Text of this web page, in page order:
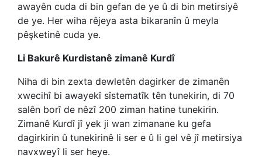
awayên cuda di bin gefan de ye û di bin metirsiyê
de ye. Her wiha rêjeya asta bikaranîn û meyla
pêşketinê cuda ye.
Li Bakurê Kurdistanê zimanê Kurdî
Niha di bin zexta dewletên dagirker de zimanên
xwecihî bi awayekî sîstematîk tên tunekirin, di 70
salên borî de nêzî 200 ziman hatine tunekirin.
Zimanê Kurdî jî yek ji wan zimanane ku gefa
dagirkirin û tunekirinê li ser e û li gel vê jî metirsiya
navxweyî li ser heye.